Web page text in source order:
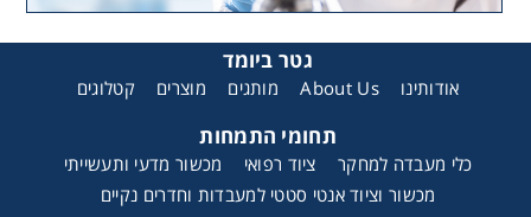
גטר ביומד
אודותינו About Us מותגים מוצרים קטלוגים
תחומי התמחות
כלי מעבדה למחקר ציוד רפואי
מכשור מדעי ותעשייתי
מכשור וציוד אנטי סטטי למעבדות וחדרים נקיים